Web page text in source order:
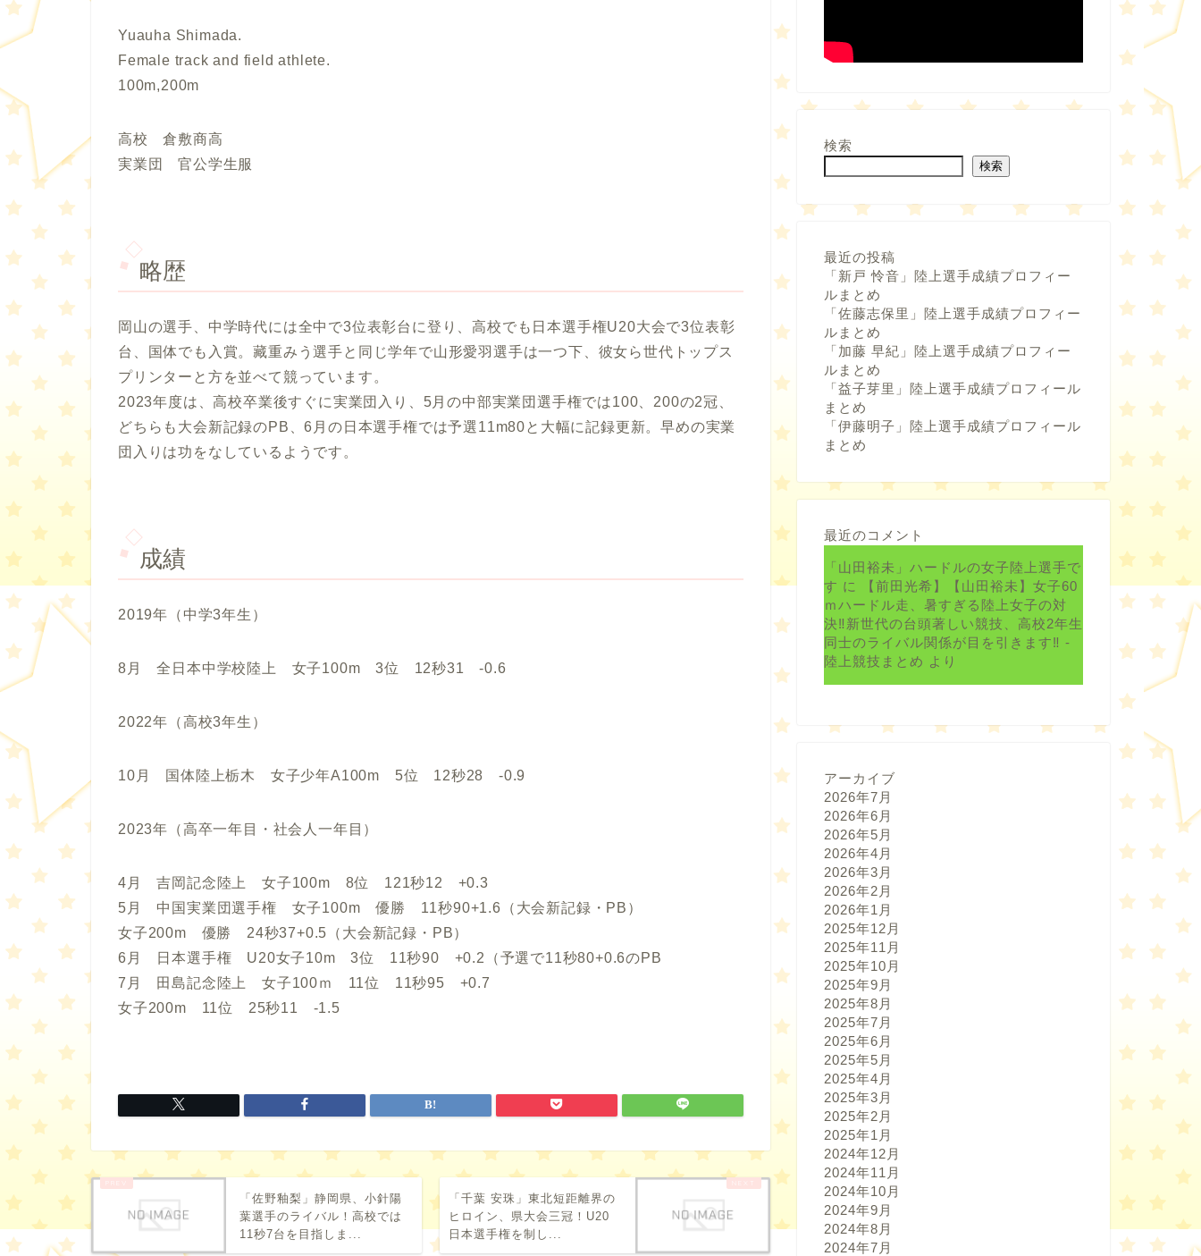
Yuauha Shimada.
Female track and field athlete.
100m,200m
高校 倉敷商高
実業団 官公学生服
略歴
岡山の選手、中学時代には全中で3位表彰台に登り、高校でも日本選手権U20大会で3位表彰
台、国体でも入賞。藏重みう選手と同じ学年で山形愛羽選手は一つ下、彼女ら世代トップス
プリンターと方を並べて競っています。
2023年度は、高校卒業後すぐに実業団入り、5月の中部実業団選手権では100、200の2冠、
どちらも大会新記録のPB、6月の日本選手権では予選11m80と大幅に記録更新。早めの実業
団入りは功をなしているようです。
成績
2019年（中学3年生）
8月 全日本中学校陸上 女子100m 3位 12秒31 -0.6
2022年（高校3年生）
10月 国体陸上栃木 女子少年A100m 5位 12秒28 -0.9
2023年（高卒一年目・社会人一年目）
4月 吉岡記念陸上 女子100m 8位 121秒12 +0.3
5月 中国実業団選手権 女子100m 優勝 11秒90+1.6（大会新記録・PB）
女子200m 優勝 24秒37+0.5（大会新記録・PB）
6月 日本選手権 U20女子10m 3位 11秒90 +0.2（予選で11秒80+0.6のPB
7月 田島記念陸上 女子100ｍ 11位 11秒95 +0.7
女子200m 11位 25秒11 -1.5
「佐野釉梨」静岡県、小針陽
葉選手のライバル！高校では
11秒7台を目指しま...
「千葉 安珠」東北短距離界の
ヒロイン、県大会三冠！U20
日本選手権を制し...
検索
検索
最近の投稿
「新戸 怜音」陸上選手成績プロフィー
ルまとめ
「佐藤志保里」陸上選手成績プロフィー
ルまとめ
「加藤 早紀」陸上選手成績プロフィー
ルまとめ
「益子芽里」陸上選手成績プロフィール
まとめ
「伊藤明子」陸上選手成績プロフィール
まとめ
最近のコメント
「山田裕未」ハードルの女子陸上選手で
す に
【前田光希】【山田裕未】女子60
ｍハードル走、暑すぎる陸上女子の対
決‼新世代の台頭著しい競技、高校2年生
同士のライバル関係が目を引きます‼ -
陸上競技まとめ より
アーカイブ
2026年7月
2026年6月
2026年5月
2026年4月
2026年3月
2026年2月
2026年1月
2025年12月
2025年11月
2025年10月
2025年9月
2025年8月
2025年7月
2025年6月
2025年5月
2025年4月
2025年3月
2025年2月
2025年1月
2024年12月
2024年11月
2024年10月
2024年9月
2024年8月
2024年7月